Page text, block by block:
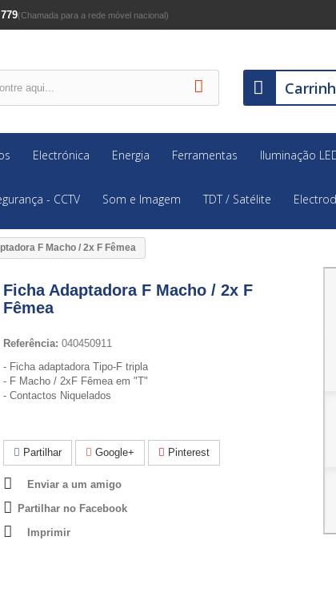
(Chamada para a rede móvel nacional)
Electrónica Energia Ferramentas Iluminação
- CCTV Som e Imagem TDT / Satélite
F Macho / 2x F Fêmea
Ficha Adaptadora F Macho / 2x F
Fêmea
Referência: 040450911
- Ficha adaptadora Tipo-F tripla
- F Macho / 2xF Fêmea em "T"
- Contactos Niquelados
Partilhar Google+ Pinterest
Enviar a um amigo
Partilhar no Facebook
Imprimir